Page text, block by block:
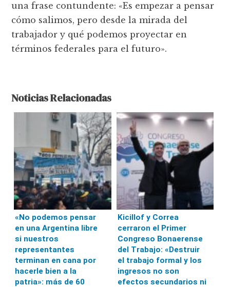
una frase contundente: «Es empezar a pensar
cómo salimos, pero desde la mirada del
trabajador y qué podemos proyectar en
términos federales para el futuro».
Noticias Relacionadas
«No podemos pensar
en una Argentina libre
si nuestros
representantes
terminan en cana por
hacerle bien a la
patria»: más de 60
Kicillof y Correa
cerraron el Primer
Congreso Bonaerense
del Trabajo: «Destruir
el trabajo formal y los
ingresos no son
efectos secundarios ni